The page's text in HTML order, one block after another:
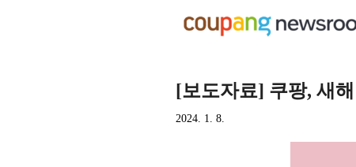
[보도자료] 쿠팡, 새
2024. 1. 8.